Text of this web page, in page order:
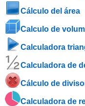
Cálculo del área
Calculo de
Calculadora
Calculadora de
Cálculo de
Calculadora de